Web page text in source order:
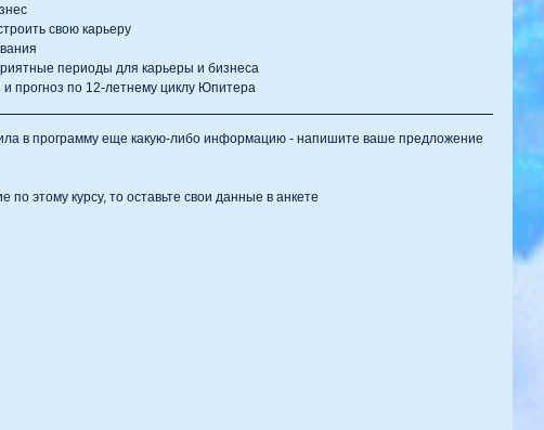
свою карьеру
периоды для карьеры и бизнеса
прогноз по 12-летнему циклу Юпитера
по этому курсу, то оставьте свои данные в анкете